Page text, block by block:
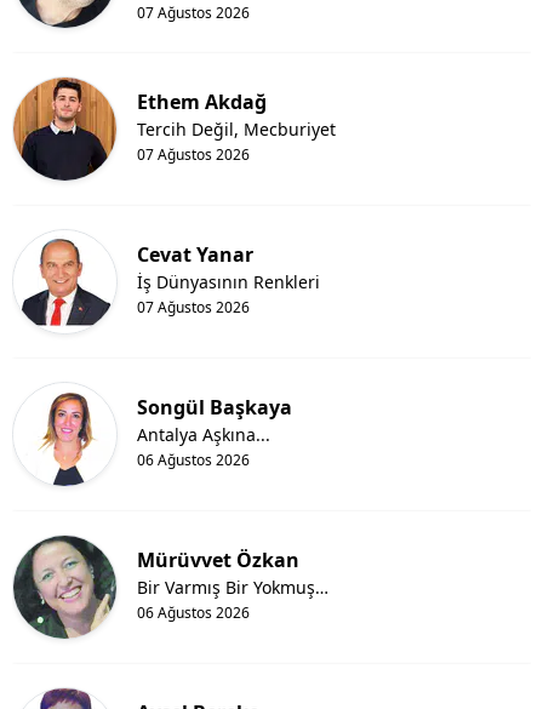
07 Ağustos 2026
Ethem Akdağ
07 Ağustos 2026
Tercih Değil, Mecburiyet
Cevat Yanar
07 Ağustos 2026
İş Dünyasının Renkleri
Songül Başkaya
06 Ağustos 2026
Antalya Aşkına...
Mürüvvet Özkan
06 Ağustos 2026
Bir Varmış Bir Yokmuş…